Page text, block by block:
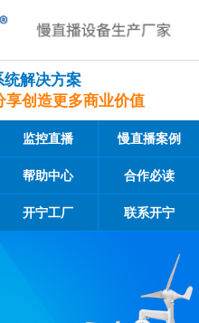
解决方案
享创造更多商业价值
监控直播 慢直播案例
帮助中心 合作必读
开宁工厂 联系开宁